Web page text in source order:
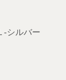
-シルバー